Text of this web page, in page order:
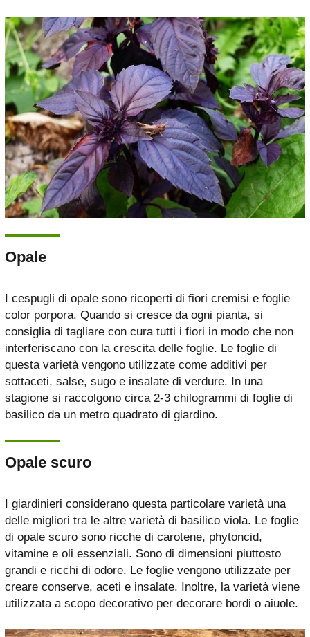
Opale
I cespugli di opale sono ricoperti di fiori cremisi e foglie
color porpora. Quando si cresce da ogni pianta, si
consiglia di tagliare con cura tutti i fiori in modo che non
interferiscano con la crescita delle foglie. Le foglie di
questa varietà vengono utilizzate come additivi per
sottaceti, salse, sugo e insalate di verdure. In una
stagione si raccolgono circa 2-3 chilogrammi di foglie di
basilico da un metro quadrato di giardino.
Opale scuro
I giardinieri considerano questa particolare varietà una
delle migliori tra le altre varietà di basilico viola. Le foglie
di opale scuro sono ricche di carotene, phytoncid,
vitamine e oli essenziali. Sono di dimensioni piuttosto
grandi e ricchi di odore. Le foglie vengono utilizzate per
creare conserve, aceti e insalate. Inoltre, la varietà viene
utilizzata a scopo decorativo per decorare bordi o aiuole.